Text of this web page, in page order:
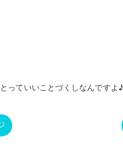
っていいことづくしなんですよ